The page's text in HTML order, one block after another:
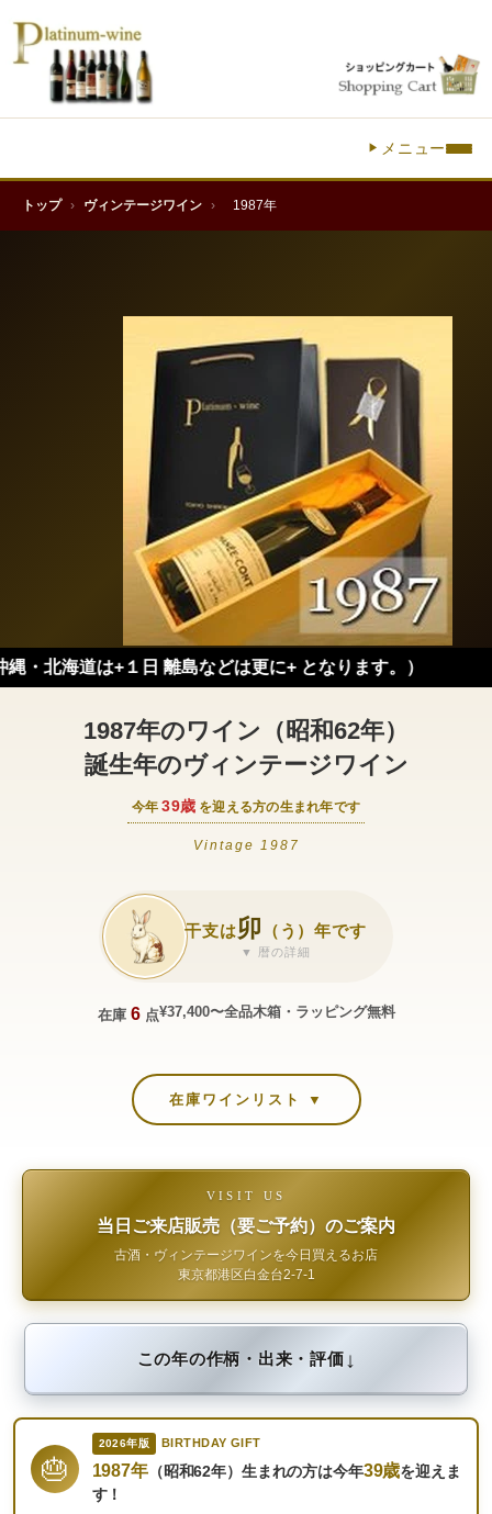
メニュー
トップ › ヴィンテージワイン › 1987年
１日 離島などは更に+ となります。）
1987年のワイン（昭和62年）
誕生年のヴィンテージワイン
今年 39歳 を迎える方の生まれ年です
Vintage 1987
干支は卯 （う）年です
▼ 暦の詳細
在庫 6点¥37,400〜全品木箱・ラッピング無料
在庫ワインリスト ▼
VISIT US
当日ご来店販売（要ご予約）のご案内
古酒・ヴィンテージワインを今日買えるお店
東京都港区白金台2-7-1
この年の作柄・出来・評価↓
🎂
2026年版 BIRTHDAY GIFT
1987年（昭和62年）生まれの方は今年39歳を迎えま
す！